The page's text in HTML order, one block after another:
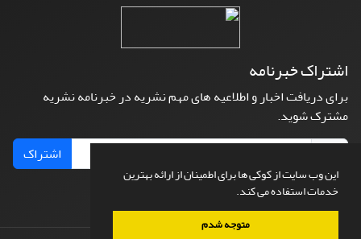
این وب سایت از کوکی ها برای اطمینان از ارائه بهترین
خدمات استفاده می کند.
متوجه شدم
اشتراک خبرنامه
برای دریافت اخبار و اطلاعیه های مهم نشریه در خبرنامه نشریه
مشترک شوید.
اشتراک